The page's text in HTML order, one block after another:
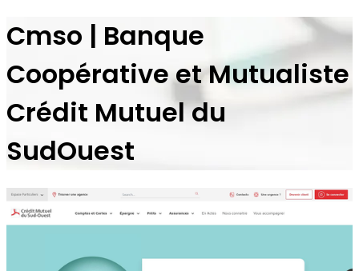
Cmso | Banque
Coopérative et Mutualiste
Crédit Mutuel du
SudOuest